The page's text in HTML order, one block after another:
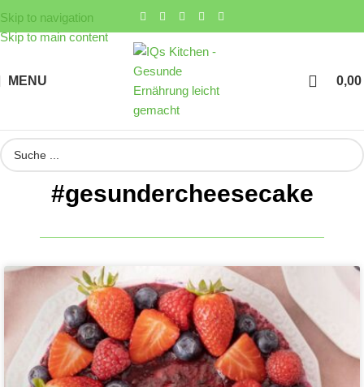
Skip to navigation
Skip to main content
MENU 0,00
#gesundercheesecake